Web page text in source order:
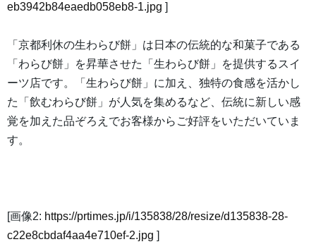
eb3942b84eaedb058eb8-1.jpg ]
「京都利休の生わらび餅」は日本の伝統的な和菓子である
「わらび餅」を昇華させた「生わらび餅」を提供するスイ
ーツ店です。「生わらび餅」に加え、独特の食感を活かし
た「飲むわらび餅」が人気を集めるなど、伝統に新しい感
覚を加えた品ぞろえでお客様からご好評をいただいていま
す。
[画像2: https://prtimes.jp/i/135838/28/resize/d135838-28-
c22e8cbdaf4aa4e710ef-2.jpg ]